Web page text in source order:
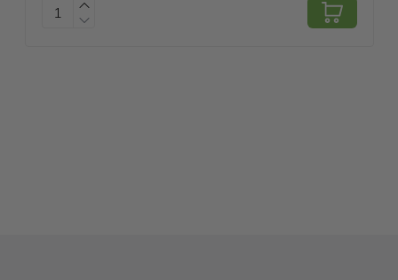
Accessoires